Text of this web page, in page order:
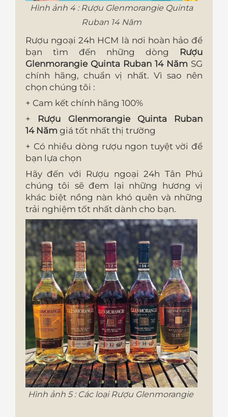
Hình ảnh 4 : Rượu Glenmorangie Quinta
Ruban 14 Năm
Rượu ngoại 24h HCM là nơi hoàn hảo để
bạn tìm đến những dòng Rượu
Glenmorangie Quinta Ruban 14 Năm SG
chính hãng, chuẩn vị nhất. Vì sao nên
chọn chúng tôi :
+ Cam kết chính hãng 100%
+ Rượu Glenmorangie Quinta Ruban
14 Năm giá tốt nhất thị trường
+ Có nhiều dòng rượu ngon tuyệt vời để
bạn lựa chọn
Hãy đến với Rượu ngoại 24h Tân Phú
chúng tôi sẽ đem lại những hương vị
khác biệt nồng nàn khó quên và những
trải nghiệm tốt nhất dành cho bạn.
Hình ảnh 5 : Các loại Rượu Glenmorangie